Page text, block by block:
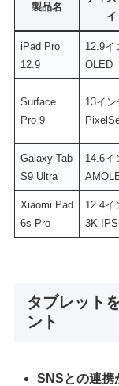
製品名
イ
iPad Pro
12.9
12.9イ
OLED
Surface
Pro 9
13イン
Galaxy Tab
S9 Ultra
14.6イ
Xiaomi Pad
6s Pro
12.4イ
3K IPS
タブレット
ント
SNSとの連携